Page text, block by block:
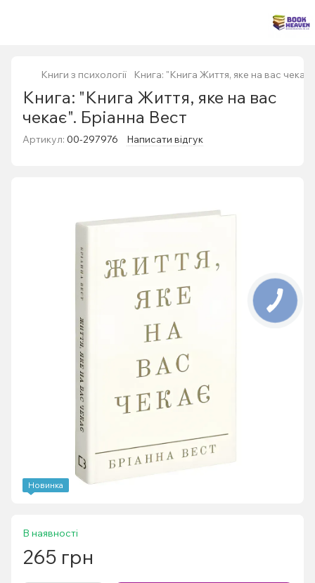
Книги з психології Книга: "Книга Життя, яке на вас
Книга: "Книга Життя, яке на вас
чекає". Бріанна Вест
Артикул: 00-297976 Написати відгук
Новинка
В наявності
265 грн